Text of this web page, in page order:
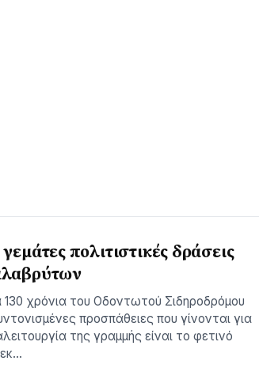
πολιτιστικές δράσεις
χρόνια του Οδοντωτού Σιδηροδρόμου
προσπάθειες που γίνονται για
της γραμμής είναι το φετινό